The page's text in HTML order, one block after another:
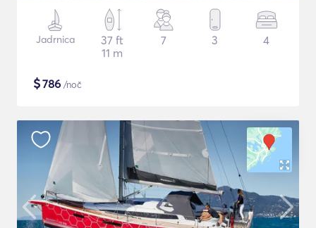
Jadrnica
37 ft
11 m
7 3 4
$786 /noč